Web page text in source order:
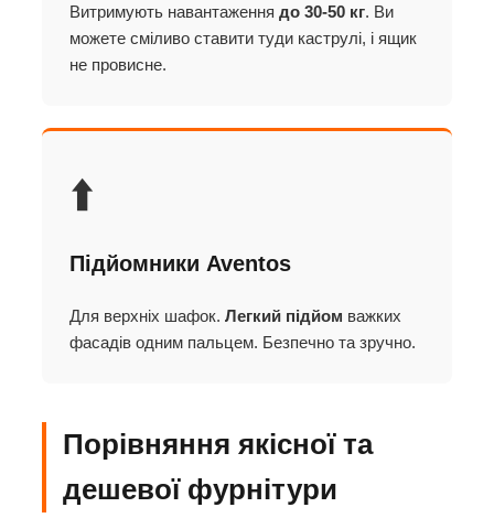
Витримують навантаження до 30-50 кг. Ви
можете сміливо ставити туди каструлі, і ящик
не провисне.
⬆️
Підйомники Aventos
Для верхніх шафок. Легкий підйом важких
фасадів одним пальцем. Безпечно та зручно.
Порівняння якісної та
дешевої фурнітури